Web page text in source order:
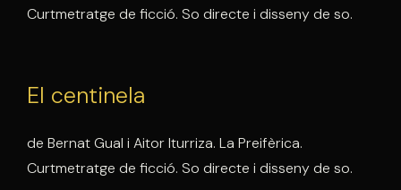
Curtmetratge de ficció. So directe i disseny de so.
El centinela
de Bernat Gual i Aitor Iturriza. La Preifèrica.
Curtmetratge de ficció. So directe i disseny de so.